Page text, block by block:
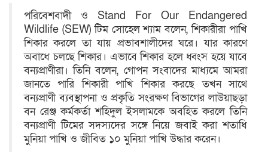
পরিবেশবাদী ও Stand For Our Endangered
Wildlife (SEW) টিম সোহেল শ্যাম বলেন, শিকারীরা পাখি
শিকার করলে তা যায় প্রভাবশালীদের ঘরে। যার কারণে
অবাধে চলছে শিকার। এভাবে শিকার হলে ধ্বংস হয়ে যাবে
বন্যপ্রাণীরা। তিনি বলেন, গোপন সংবাদের মাধ্যমে আমরা
জানতে পারি শিকারী পাখি শিকার করছে তখন সাথে
বন্যপ্রাণী ব্যবস্থাপনা ও প্রকৃতি সংরক্ষণ বিভাগের লাউয়াছড়া
বন রেঞ্জ কর্মকর্তা শহিদুল ইসলামকে অবহিত করলে তিনি
বন্যপ্রাণী টিমের সদস্যদের সঙ্গে নিয়ে জবাই করা শতাধি
মুনিয়া পাখি ও জীবিত ১০ মুনিয়া পাখি উদ্ধার করেন।